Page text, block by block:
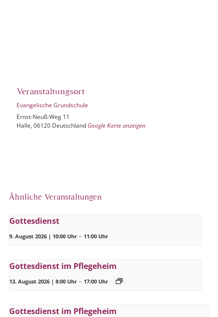
Veranstaltungsort
Evangelische Grundschule
Ernst-Neuß-Weg 11
Halle, 06120 Deutschland Google Karte anzeigen
Ähnliche Veranstaltungen
Gottesdienst
9. August 2026 | 10:00 Uhr – 11:00 Uhr
Gottesdienst im Pflegeheim
13. August 2026 | 8:00 Uhr – 17:00 Uhr
Gottesdienst im Pflegeheim